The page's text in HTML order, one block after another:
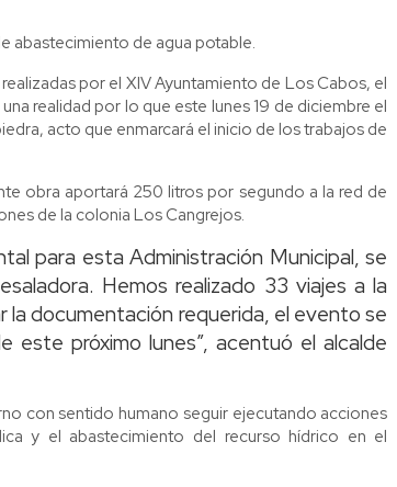
abastecimiento de agua potable.
por el XIV Ayuntamiento de Los Cabos, el
realidad por lo que este lunes 19 de diciembre el
acto que enmarcará el inicio de los trabajos de
obra aportará 250 litros por segundo a la red de
de la colonia Los Cangrejos.
para esta Administración Municipal, se
Hemos realizado 33 viajes a la
documentación requerida, el evento se
este próximo lunes”, acentuó el alcalde
con sentido humano seguir ejecutando acciones
y el abastecimiento del recurso hídrico en el